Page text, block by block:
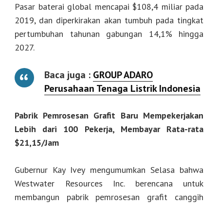
Pasar baterai global mencapai $108,4 miliar pada
2019, dan diperkirakan akan tumbuh pada tingkat
pertumbuhan tahunan gabungan 14,1% hingga
2027.
Baca juga : GROUP ADARO
Perusahaan Tenaga Listrik Indonesia
Pabrik Pemrosesan Grafit Baru Mempekerjakan
Lebih dari 100 Pekerja, Membayar Rata-rata
$21,15/Jam
Gubernur Kay Ivey mengumumkan Selasa bahwa
Westwater Resources Inc. berencana untuk
membangun pabrik pemrosesan grafit canggih